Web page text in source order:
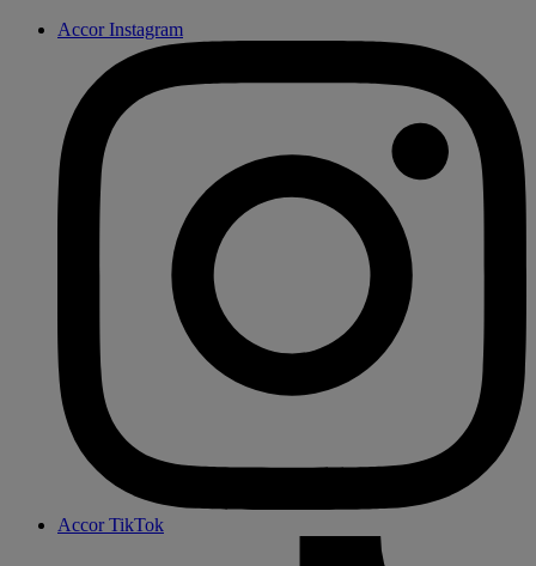
Accor Instagram
Accor TikTok